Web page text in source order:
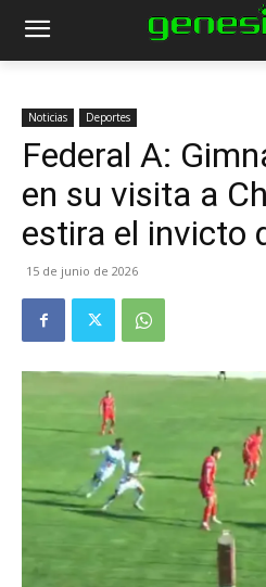
Noticias Deportes
Federal A:
en su visita a
estira el invicto
15 de junio de 2026